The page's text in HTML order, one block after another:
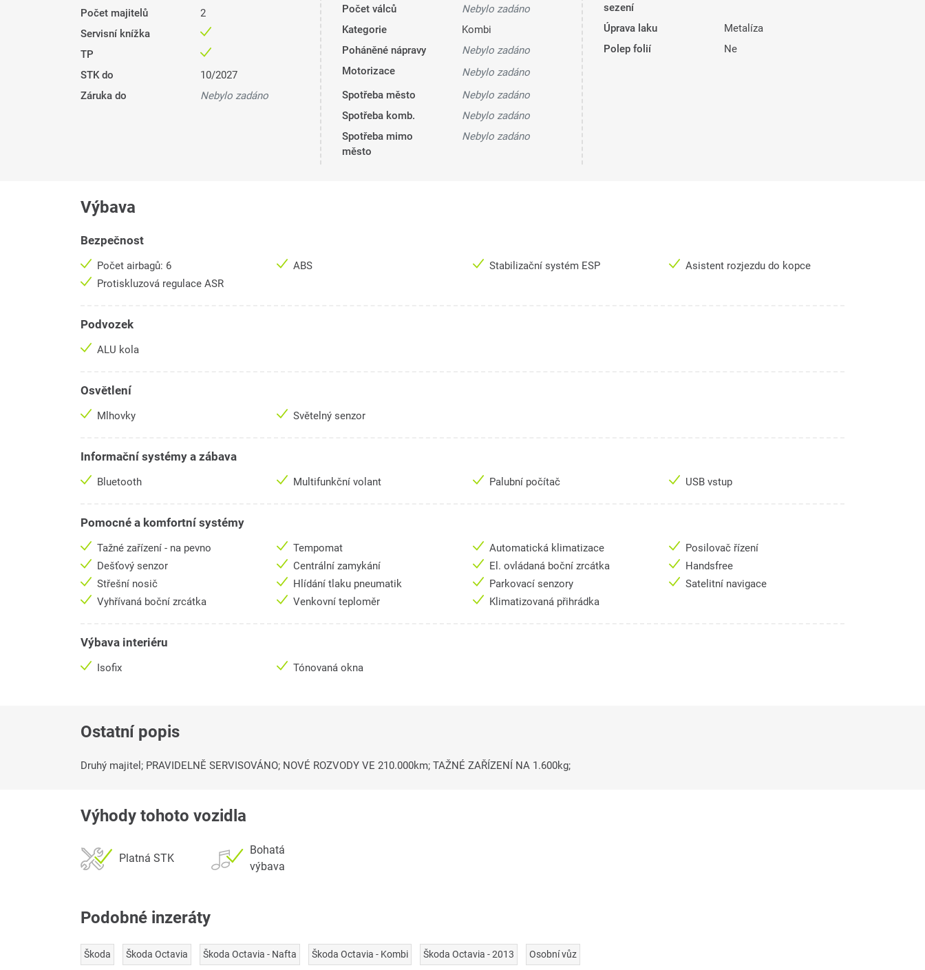
Počet majitelů
2
Servisní knížka
TP
STK do
10/2027
Záruka do
Nebylo zadáno
Počet válců
Nebylo zadáno
Kategorie
Kombi
Poháněné nápravy
Nebylo zadáno
Motorizace
Nebylo zadáno
Spotřeba město
Nebylo zadáno
Spotřeba komb.
Nebylo zadáno
Spotřeba mimo
město
Nebylo zadáno
sezení
Úprava laku
Metalíza
Polep folií
Ne
Výbava
Bezpečnost
Počet airbagů: 6 ABS Stabilizační systém ESP
Asistent rozjezdu do kopce
Protiskluzová regulace ASR
Podvozek
ALU kola
Osvětlení
Mlhovky Světelný senzor
Informační systémy a zábava
Bluetooth Multifunkční volant Palubní počítač USB vstup
Pomocné a komfortní systémy
Tažné zařízení - na pevno Tempomat Automatická klimatizace
Posilovač řízení
Dešťový senzor
Centrální zamykání El. ovládaná boční zrcátka
Handsfree
Střešní nosič
Hlídání tlaku pneumatik Parkovací senzory
Satelitní navigace
Vyhřívaná boční zrcátka
Venkovní teploměr Klimatizovaná přihrádka
Výbava interiéru
Isofix Tónovaná okna
Ostatní popis
Druhý majitel; PRAVIDELNĚ SERVISOVÁNO; NOVÉ ROZVODY VE 210.000km; TAŽNÉ ZAŘÍZENÍ NA 1.600kg;
Výhody tohoto vozidla
Platná STK
Bohatá
výbava
Podobné inzeráty
Škoda Škoda Octavia Škoda Octavia - Nafta Škoda Octavia - Kombi Škoda Octavia - 2013 Osobní vůz